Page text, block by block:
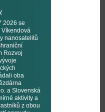
2026 se
Víkendová
nanosatelitů
Rozvoj
oba
a Slovenská
aktivity a
z obou